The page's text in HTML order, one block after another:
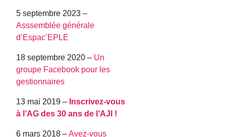
5 septembre 2023 –
Asssemblée générale
d’Espac’EPLE
18 septembre 2020 – Un
groupe Facebook pour les
gestionnaires
13 mai 2019 – Inscrivez-vous
à l’AG des 30 ans de l’AJI !
6 mars 2018 –Avez-vous